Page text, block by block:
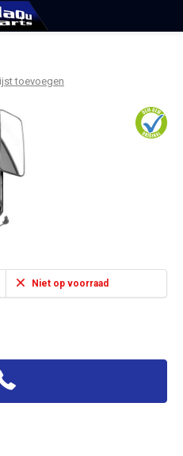
toevoegen
Niet op voorraad